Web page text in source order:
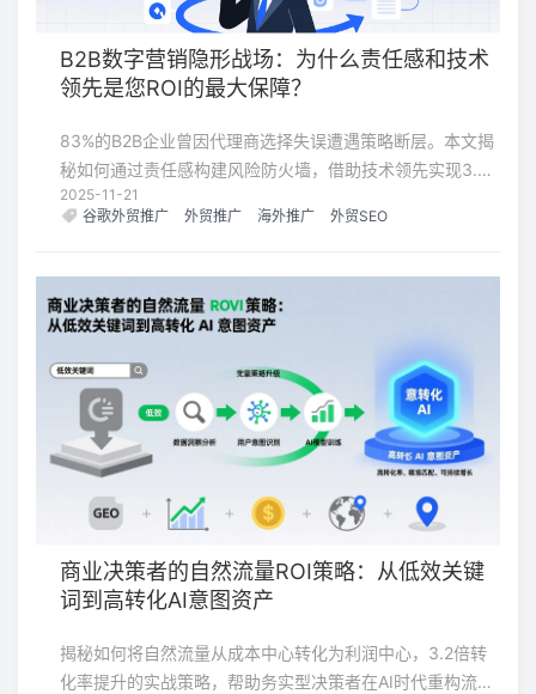
B2B数字营销隐形战场：为什么责任感和技术
领先是您ROI的最大保障？
83%的B2B企业曾因代理商选择失误遭遇策略断层。本文揭
秘如何通过责任感构建风险防火墙，借助技术领先实现3.2
倍转化提升，让每分营销投入都获得长期可量化的回报。
2025-11-21
谷歌外贸推广
外贸推广 海外推广 外贸SEO
商业决策者的自然流量ROI策略：从低效关键
词到高转化AI意图资产
揭秘如何将自然流量从成本中心转化为利润中心，3.2倍转
化率提升的实战策略，帮助务实型决策者在AI时代重构流量